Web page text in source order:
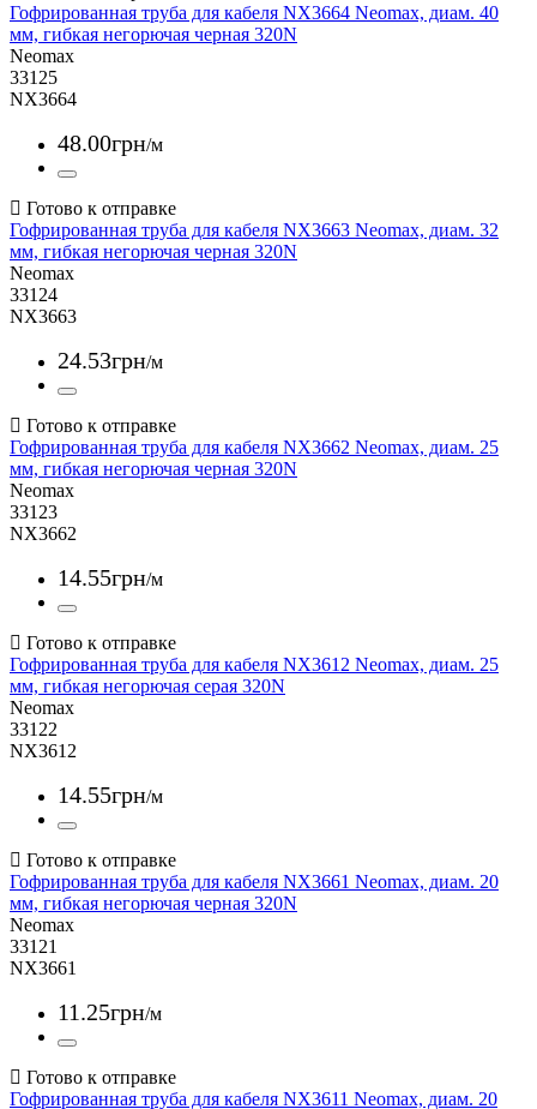
Гофрированная труба для кабеля NX3664 Neomax, диам. 40
мм, гибкая негорючая черная 320N
Neomax
33125
NX3664
48.00грн/м
Гофрированная труба для кабеля NX3663 Neomax, диам. 32
мм, гибкая негорючая черная 320N
Neomax
33124
NX3663
24.53грн/м
Гофрированная труба для кабеля NX3662 Neomax, диам. 25
мм, гибкая негорючая черная 320N
Neomax
33123
NX3662
14.55грн/м
Гофрированная труба для кабеля NX3612 Neomax, диам. 25
мм, гибкая негорючая серая 320N
Neomax
33122
NX3612
14.55грн/м
Гофрированная труба для кабеля NX3661 Neomax, диам. 20
мм, гибкая негорючая черная 320N
Neomax
33121
NX3661
11.25грн/м
Гофрированная труба для кабеля NX3611 Neomax, диам. 20